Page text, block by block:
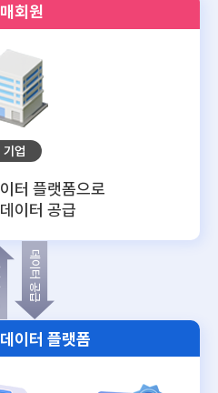
회원
기업
터 플랫폼으로
이터 공급
데이터 공급
이터 플랫폼